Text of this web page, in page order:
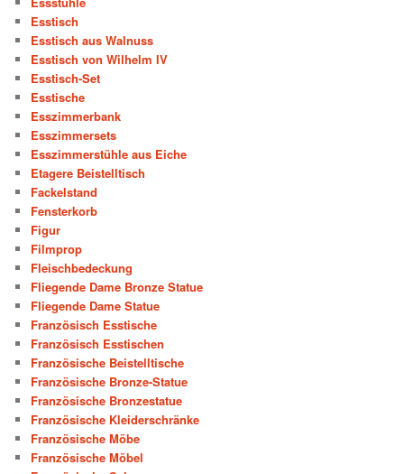
Esstisch
Esstisch aus Walnuss
Esstisch von Wilhelm IV
Esstisch-Set
Esstische
Esszimmerbank
Esszimmersets
Esszimmerstühle aus Eiche
Etagere Beistelltisch
Fackelstand
Fensterkorb
Figur
Filmprop
Fleischbedeckung
Fliegende Dame Bronze Statue
Fliegende Dame Statue
Französisch Esstische
Französisch Esstischen
Französische Beistelltische
Französische Bronze-Statue
Französische Bronzestatue
Französische Kleiderschränke
Französische Möbe
Französische Möbel